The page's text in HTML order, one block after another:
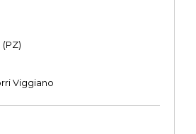
Viggiano